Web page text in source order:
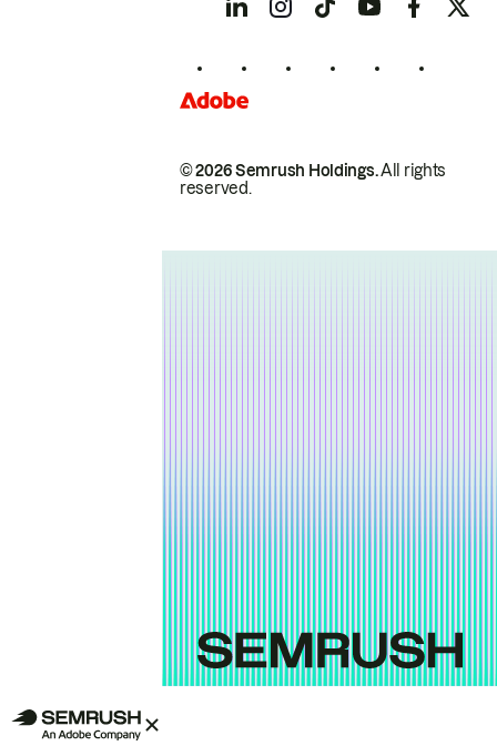
© 2026 Semrush Holdings.All rights
reserved.